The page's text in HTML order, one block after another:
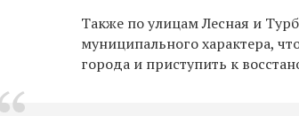
Также по улицам Лесная и
муниципального характера,
города и приступить к